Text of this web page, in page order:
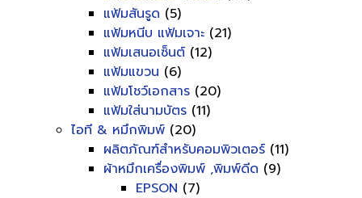
แฟ้มสันรูด (5)
แฟ้มหนีบ แฟ้มเจาะ (21)
แฟ้มเสนอเซ็นต์ (12)
แฟ้มแขวน (6)
แฟ้มโชว์เอกสาร (20)
แฟ้มใส่นามบัตร (11)
ไอที & หมึกพิมพ์ (20)
ผลิตภัณฑ์สำหรับคอมพิวเตอร์ (11)
ผ้าหมึกเครื่องพิมพ์ ,พิมพ์ดีด (9)
EPSON (7)